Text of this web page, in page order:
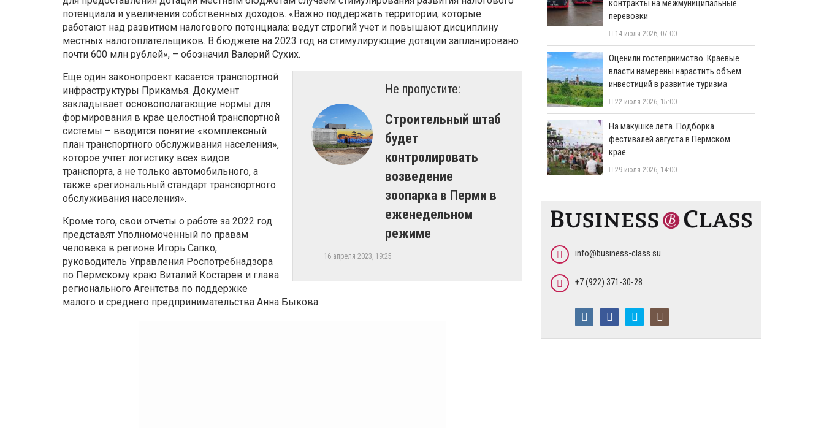
потенциала и увеличения собственных доходов. «Важно поддержать территории, которые
работают над развитием налогового потенциала: ведут строгий учет и повышают дисциплину
местных налогоплательщиков. В бюджете на 2023 год на стимулирующие дотации запланировано
почти 600 млн рублей», – обозначил Валерий Сухих.
Не пропустите:
Строительный штаб
будет
контролировать
возведение
зоопарка в Перми в
еженедельном
режиме
16 апреля 2023, 19:25
Еще один законопроект касается транспортной
инфраструктуры Прикамья. Документ
закладывает основополагающие нормы для
формирования в крае целостной транспортной
системы – вводится понятие «комплексный
план транспортного обслуживания населения»,
которое учтет логистику всех видов
транспорта, а не только автомобильного, а
также «региональный стандарт транспортного
обслуживания населения».
Кроме того, свои отчеты о работе за 2022 год
представят Уполномоченный по правам
человека в регионе Игорь Сапко,
руководитель Управления Роспотребнадзора
по Пермскому краю Виталий Костарев и глава
регионального Агентства по поддержке
малого и среднего предпринимательства Анна Быкова.
контракты на межмуниципальные
перевозки
14 июля 2026, 07:00
Оценили гостеприимство. Краевые
власти намерены нарастить объем
инвестиций в развитие туризма
22 июля 2026, 15:00
На макушке лета. Подборка
фестивалей августа в Пермском
крае
29 июля 2026, 14:00
info@business-class.su
+7 (922) 371-30-28